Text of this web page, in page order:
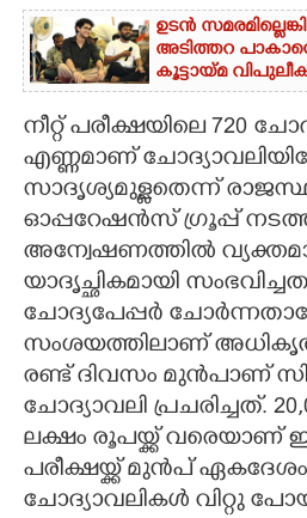
ഉടൻ
അടിത്തറ
കൂട്ടായ്മ
നീറ്റ് പരീക്ഷയിലെ 720
എണ്ണമാണ്
സാദൃശ്യമുള്ളതെന്ന്
ഓപ്പറേഷൻസ് ഗ്രൂപ്പ്
അന്വേഷണത്തിൽ
യാദൃച്ഛികമായി
ചോദ്യപേപ്പർ
സംശയത്തിലാണ് അധിക‌ൃതർ.
രണ്ട് ദിവസം മുൻപാണ്
ചോദ്യാവലി പ്രചരിച്ചത്.
ലക്ഷം രൂപയ്ക്ക് വരെയാണ് ഇത്
പരീക്ഷയ്ക്ക് മുൻപ് ഏകദേശം
ചോദ്യാവലികൾ വിറ്റു